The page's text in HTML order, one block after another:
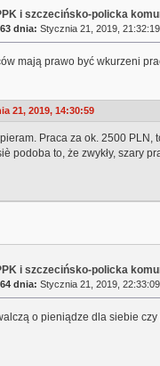
i szczecińsko-policka
dnia: Stycznia 21, 2019,
mają prawo być wkurzeni
21, 2019, 14:30:59
Praca za ok. 2500 PLN,
podoba to, że zwykły, szary
i szczecińsko-policka
dnia: Stycznia 21, 2019,
o pieniądze dla siebie czy